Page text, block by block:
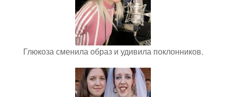
Глюкоза сменила образ и удивила поклонников.